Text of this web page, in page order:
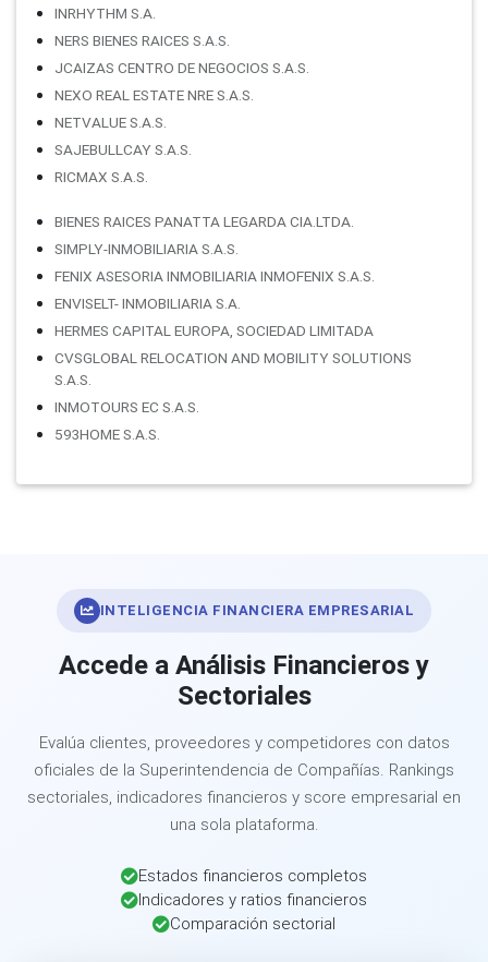
INRHYTHM S.A.
NERS BIENES RAICES S.A.S.
JCAIZAS CENTRO DE NEGOCIOS S.A.S.
NEXO REAL ESTATE NRE S.A.S.
NETVALUE S.A.S.
SAJEBULLCAY S.A.S.
RICMAX S.A.S.
BIENES RAICES PANATTA LEGARDA CIA.LTDA.
SIMPLY-INMOBILIARIA S.A.S.
FENIX ASESORIA INMOBILIARIA INMOFENIX S.A.S.
ENVISELT- INMOBILIARIA S.A.
HERMES CAPITAL EUROPA, SOCIEDAD LIMITADA
CVSGLOBAL RELOCATION AND MOBILITY SOLUTIONS
S.A.S.
INMOTOURS EC S.A.S.
593HOME S.A.S.
INTELIGENCIA FINANCIERA EMPRESARIAL
Accede a Análisis Financieros y
Sectoriales
Evalúa clientes, proveedores y competidores con datos
oficiales de la Superintendencia de Compañías. Rankings
sectoriales, indicadores financieros y score empresarial en
una sola plataforma.
Estados financieros completos
Indicadores y ratios financieros
Comparación sectorial